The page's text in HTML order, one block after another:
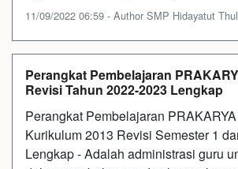
11/09/2022 06:59 - Author SMP Hidayatut
Perangkat Pembelajaran
Revisi Tahun 2022-2023 Lengkap
Perangkat Pembelajaran
Kurikulum 2013 Revisi Semester 1
Lengkap - Adalah administrasi guru